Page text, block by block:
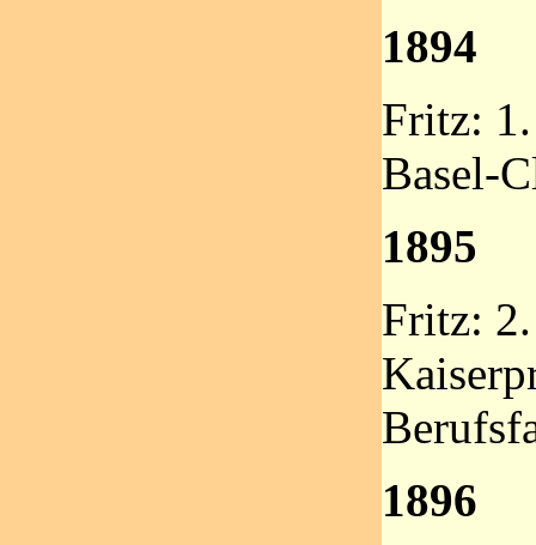
1894
Fritz:
Basel-
1895
Fritz:
1896